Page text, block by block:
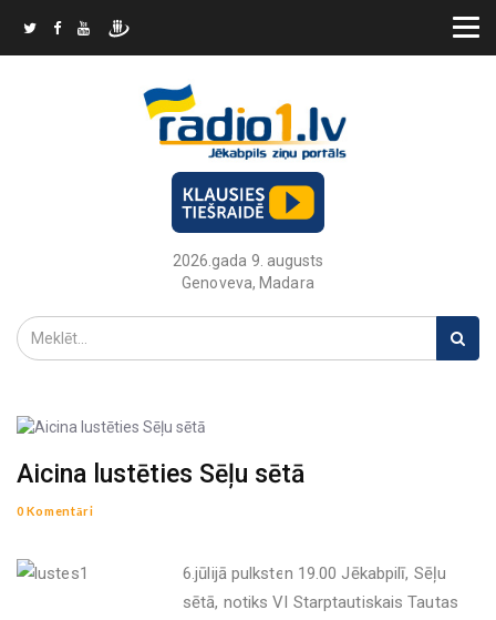
2026.gada 9. augusts
Genoveva, Madara
Aicina lustēties Sēļu sētā
0 Komentāri
6.jūlijā pulksten 19.00 Jēkabpilī, Sēļu
sētā, notiks VI Starptautiskais Tautas